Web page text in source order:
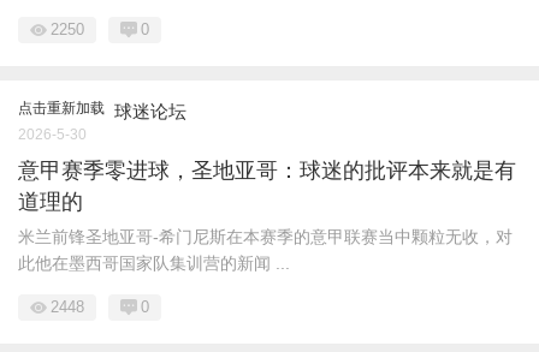
2250 0
点击重新加载 球迷论坛
2026-5-30
意甲赛季零进球，圣地亚哥：球迷的批评本来就是有
道理的
米兰前锋圣地亚哥-希门尼斯在本赛季的意甲联赛当中颗粒无收，对
此他在墨西哥国家队集训营的新闻 ...
2448 0